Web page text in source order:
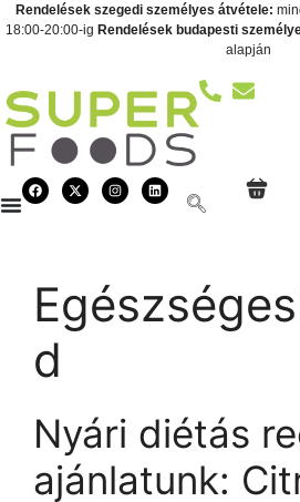
Rendelések szegedi személyes átvétele:
18:00-20:00-ig Rendelések budapesti
alapján
d
Nyári diétás
ajánlatunk: